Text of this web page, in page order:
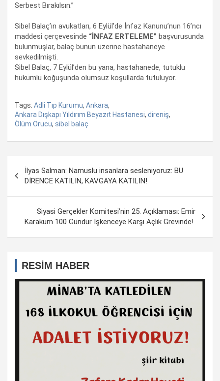
Serbest Bırakılsın.”
Sibel Balaç’ın avukatları, 6 Eylül’de İnfaz Kanunu’nun 16’ncı
maddesi çerçevesinde “İNFAZ ERTELEME” başvurusunda
bulunmuşlar, balaç bunun üzerine hastahaneye
sevkedilmişti.
Sibel Balaç, 7 Eylül’den bu yana, hastahanede, tutuklu
hükümlü koğuşunda olumsuz koşullarda tutuluyor.
Tags: Adli Tıp Kurumu, Ankara,
Ankara Dışkapı Yıldırım Beyazıt Hastanesi, direniş,
Ölüm Orucu, sibel balaç
Yazı
dolaşımı
İlyas Salman: Namuslu insanlara sesleniyoruz: BU
DİRENCE KATILIN, KAVGAYA KATILIN!
Siyasi Gerçekler Komitesi’nin 25. Açıklaması: Emir
Karakum 100 Gündür İşkenceye Karşı Açlık Grevinde!
RESİM HABER